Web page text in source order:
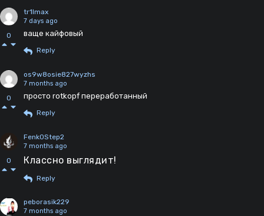
0
tr1lmax
7 days ago
ваще кайфовый
Reply
0
os9w8osie827wyzhs
7 months ago
просто rotkopf переработанный
Reply
0
Fenk0Step2
7 months ago
Классно выглядит!
Reply
peborasik229
7 months ago